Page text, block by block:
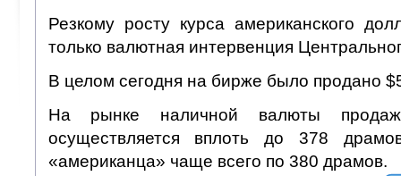
Резкому росту курса американского
только валютная интервенция
В целом сегодня на бирже было продано
На рынке наличной валюты
осуществляется вплоть до 378
«американца» чаще всего по 380 драмов.